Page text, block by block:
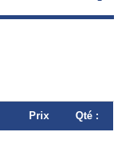
Prix Qté :